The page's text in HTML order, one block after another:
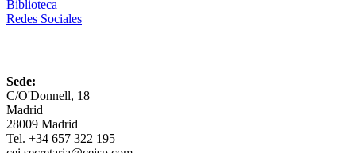
Biblioteca
Redes Sociales
Sede:
C/O'Donnell, 18
Madrid
28009 Madrid
Tel. +34 657 322 195